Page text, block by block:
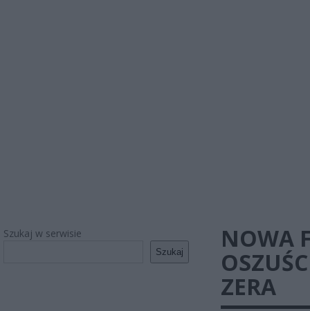
Szukaj w serwisie
Szukaj
NOWA
ZERA